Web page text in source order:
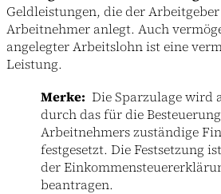
Geldleistungen, die der
Arbeitnehmer anlegt. Auch
angelegter Arbeitslohn ist eine
Leistung.
Merke: Die Sparzulage wird
durch das für die
Arbeitnehmers zuständige
festgesetzt. Die Festsetzung
der
beantragen.